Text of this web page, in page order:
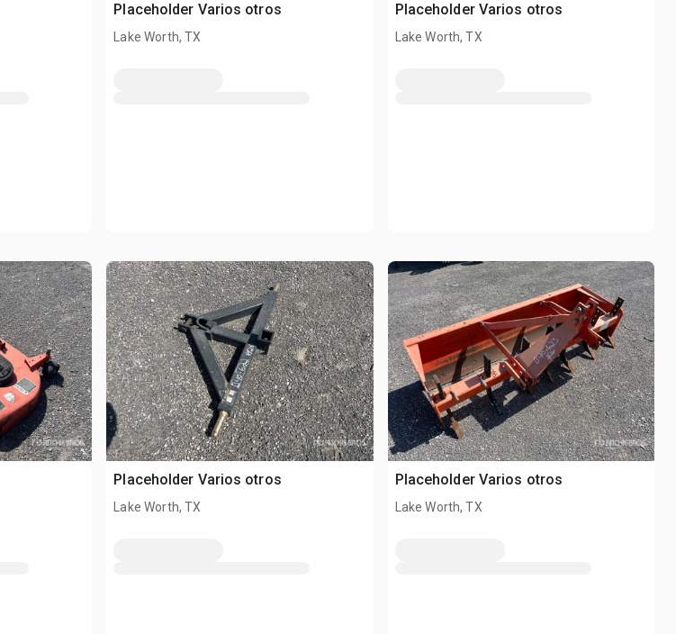
Placeholder Varios otros
Lake Worth, TX
Placeholder Varios otros
Lake Worth, TX
Placeholder Varios otros
Lake Worth, TX
Placeholder Varios otros
Lake Worth, TX